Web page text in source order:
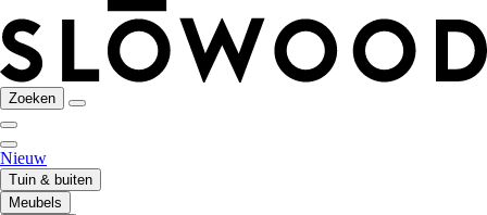
Zoeken
Nieuw
Tuin & buiten
Meubels